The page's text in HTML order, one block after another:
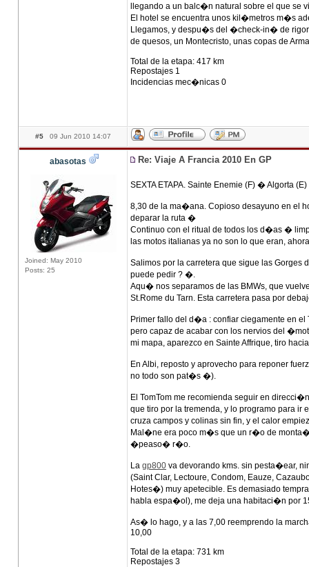
llegando a un balc�n natural sobre el que
El hotel se encuentra unos kil�metros m�s
Llegamos, y despu�s del �check-in� de
de quesos, un Montecristo, unas copas de
Total de la etapa: 417 km
Repostajes 1
Incidencias mec�nicas 0
#5 09 Jun 2010 14:07
abasotas
Joined: May 2010
Posts: 25
Re: Viaje A Francia 2010 En GP
SEXTA ETAPA. Sainte Enemie (F) � Algorta (E)
8,30 de la ma�ana. Copioso desayuno en el
deparar la ruta �
Continuo con el ritual de todos los d�as �
las motos italianas ya no son lo que eran,
Salimos por la carretera que sigue las
puede pedir ? �.
Aqu� nos separamos de las BMWs, que
St.Rome du Tarn. Esta carretera pasa por
Primer fallo del d�a : confiar ciegamente en
pero capaz de acabar con los nervios del
mi mapa, aparezco en Sainte Affrique, tiro
En Albi, reposto y aprovecho para reponer
no todo son pat�s �).
El TomTom me recomienda seguir en
que tiro por la tremenda, y lo programo para
cruza campos y colinas sin fin, y el calor
Mal�ne era poco m�s que un r�o de
�peaso� r�o.
La gp800 va devorando kms. sin pesta�ear,
(Saint Clar, Lectoure, Condom, Eauze,
Hotes�) muy apetecible. Es demasiado
habla espa�ol), me deja una habitaci�n por
As� lo hago, y a las 7,00 reemprendo la
10,00
Total de la etapa: 731 km
Repostajes 3